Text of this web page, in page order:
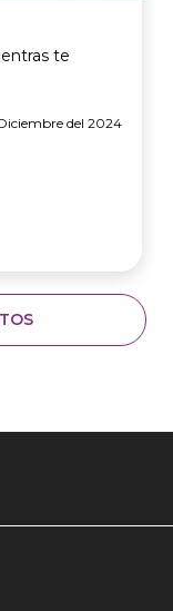
te
del 2024